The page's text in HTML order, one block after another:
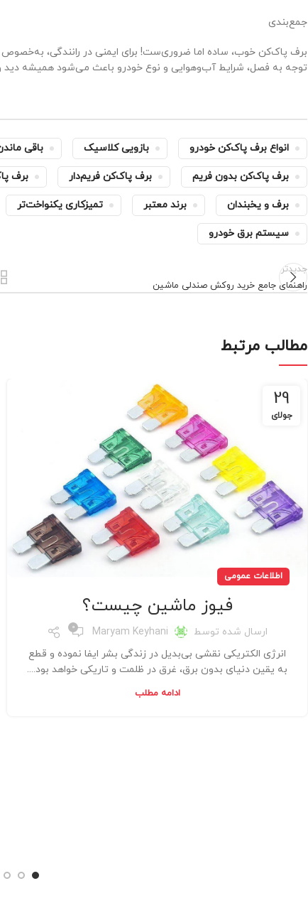
جمع‌بندی
برف پاک‌کن خوب، ساده اما ضروری‌ست! برای ایمنی در رانندگی، به‌خصوص
توجه به فصل، شرایط آب‌وهوایی و نوع خودرو باعث می‌شود همیشه
انواع برف پاک‌کن خودرو بازویی کلاسیک باقی
برف پاک‌کن بدون فریم برف پاک‌کن فریم‌دار برف
برف و یخبندان برند معتبر تمیزکاری یکنواخت‌تر
سیستم برق خودرو
جدیدتر
راهنمای جامع خرید روکش صندلی ماشین
مطالب مرتبط
29
جولای
اطلاعات عمومی
فیوز ماشین چیست؟
ارسال شده توسط Maryam Keyhani
0
انرژی الکتریکی نقشی بی‌بدیل در زندگی بشر ایفا نموده و قطع
به یقین دنیای بدون برق، غرق در ظلمت و تاریکی خواهد بود....
ادامه مطلب